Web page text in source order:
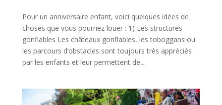
Pour un anniversaire enfant, voici quelques idées de
choses que vous pourriez louer : 1) Les structures
gonflables Les châteaux gonflables, les toboggans ou
les parcours d’obstacles sont toujours très appréciés
par les enfants et leur permettent de...